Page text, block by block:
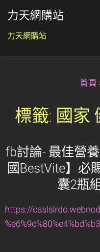
力天網購站
力天網購站
首頁
標籤: 國家
fb討論- 最佳營
國BestVite】必
囊2瓶
https://